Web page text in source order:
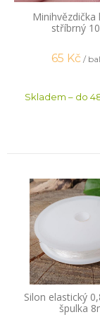
Minihvězdička
stříbrný
65 Kč /
Skladem – do
Silon elastický
špulka